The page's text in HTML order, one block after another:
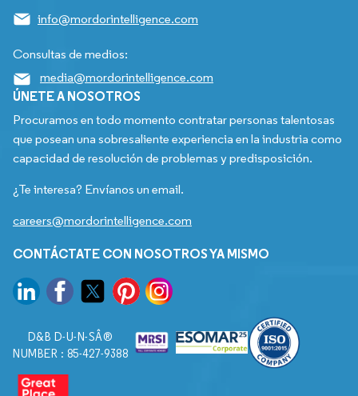
info@mordorintelligence.com
Consultas de medios:
media@mordorintelligence.com
ÚNETE A NOSOTROS
Procuramos en todo momento contratar personas talentosas
que posean una sobresaliente experiencia en la industria como
capacidad de resolución de problemas y predisposición.
¿Te interesa? Envíanos un email.
careers@mordorintelligence.com
CONTÁCTATE CON NOSOTROS YA MISMO
D&B D-U-N-SÂ®
NUMBER : 85-427-9388